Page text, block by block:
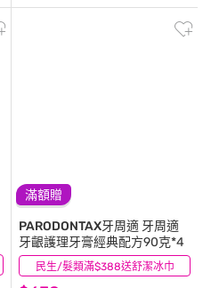
滿額贈
民生/髮類滿$388送舒潔冰巾
PARODONTAX牙周適 牙周適
牙齦護理牙膏經典配方90克*4
(12)